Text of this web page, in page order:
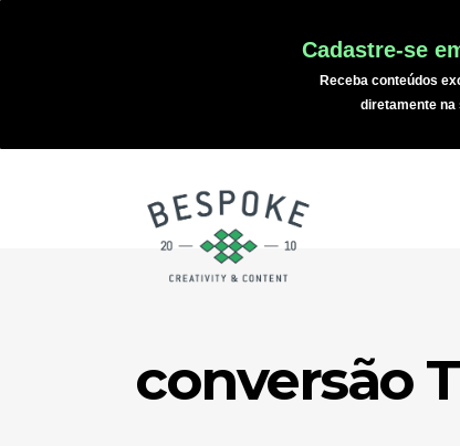
Cadastre-se
Receba conteúdos
diretamente na
conversão